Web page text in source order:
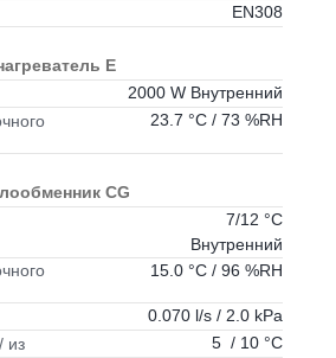
EN308
E
2000 W Внутренний
23.7 °C / 73 %RH
CG
7/12 °C
Внутренний
15.0 °C / 96 %RH
0.070 l/s / 2.0 kPa
из
5 / 10 °C